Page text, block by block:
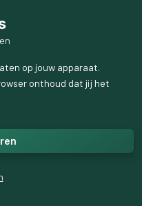
op jouw apparaat.
onthoud dat jij het